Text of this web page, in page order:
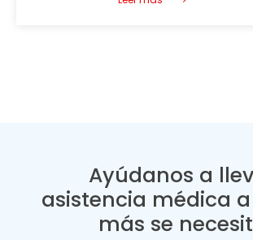
Ayúdanos a
asistencia médica
más se